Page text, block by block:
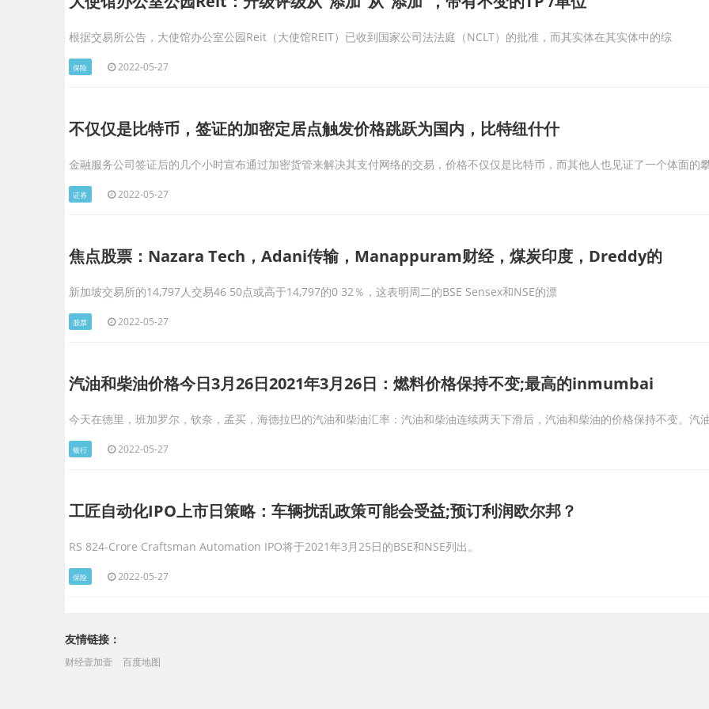
根据交易所公告，大使馆办公室公园Reit（大使馆REIT）已收到国家公司法法庭（NCLT）的批准，而其实体在其实体中的综
保险 2022-05-27
不仅仅是比特币，签证的加密定居点触发价格跳跃为国内，比特纽什什
金融服务公司签证后的几个小时宣布通过加密货管来解决其支付网络的交易，价格不仅仅是比特币，而其他人也见证了一个体面的
证券 2022-05-27
焦点股票：Nazara Tech，Adani传输，Manappuram财经，煤炭印度，Dreddy的
新加坡交易所的14,797人交易46 50点或高于14,797的0 32％，这表明周二的BSE Sensex和NSE的漂
股票 2022-05-27
汽油和柴油价格今日3月26日2021年3月26日：燃料价格保持不变;最高的inmumbai
今天在德里，班加罗尔，钦奈，孟买，海德拉巴的汽油和柴油汇率：汽油和柴油连续两天下滑后，汽油和柴油的价格保持不变。汽
银行 2022-05-27
工匠自动化IPO上市日策略：车辆扰乱政策可能会受益;预订利润欧尔邦？
RS 824-Crore Craftsman Automation IPO将于2021年3月25日的BSE和NSE列出。
保险 2022-05-27
友情链接：
财经壹加壹 百度地图